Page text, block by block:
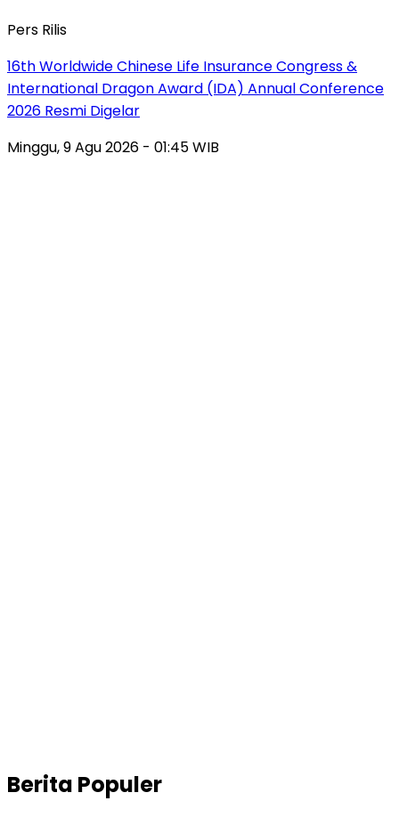
Pers Rilis
16th Worldwide Chinese Life Insurance Congress &
International Dragon Award (IDA) Annual Conference
2026 Resmi Digelar
Minggu, 9 Agu 2026 - 01:45 WIB
Berita Populer